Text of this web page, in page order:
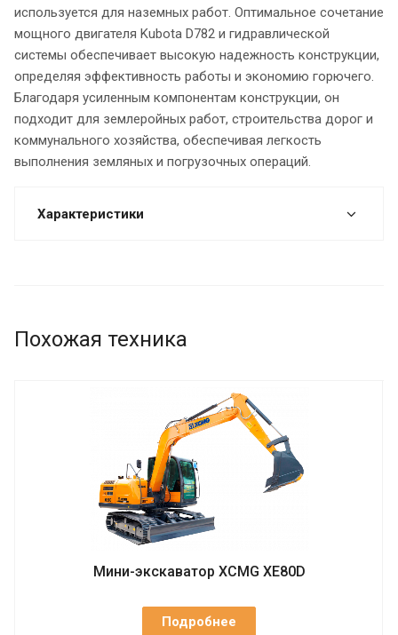
используется для наземных работ. Оптимальное сочетание
мощного двигателя Kubota D782 и гидравлической
системы обеспечивает высокую надежность конструкции,
определяя эффективность работы и экономию горючего.
Благодаря усиленным компонентам конструкции, он
подходит для землеройных работ, строительства дорог и
коммунального хозяйства, обеспечивая легкость
выполнения земляных и погрузочных операций.
Характеристики
Похожая техника
Мини-экскаватор XCMG XE80D
Подробнее